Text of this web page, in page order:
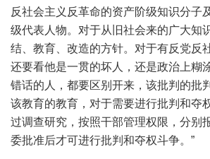
反社会主义反革命的资产阶级知识分子
级代表人物。对于从旧社会来的广大知
结、教育、改造的方针。对于有反党反
还要看他是一贯的坏人，还是政治上糊
错话的人，都要区别开来，该批判的批
该教育的教育，对于需要进行批判和夺
过调查研究，按照干部管理权限，分别
委批准后才可进行批判和夺权斗争。”